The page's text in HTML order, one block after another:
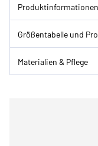
Produktinformationen
Größentabelle und
Materialien & Pflege